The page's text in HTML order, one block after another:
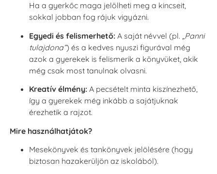
Ha a gyerkőc maga jelölheti meg a kincseit,
sokkal jobban fog rájuk vigyázni.
Egyedi és felismerhető: A saját névvel (pl. „Panni
tulajdona”) és a kedves nyuszi figurával még
azok a gyerekek is felismerik a könyvüket, akik
még csak most tanulnak olvasni.
Kreatív élmény: A pecsételt minta kiszínezhető,
így a gyerekek még inkább a sajátjuknak
érezhetik a rajzot.
Mire használhatjátok?
Mesekönyvek és tankönyvek jelölésére (hogy
biztosan hazakerüljön az iskolából).